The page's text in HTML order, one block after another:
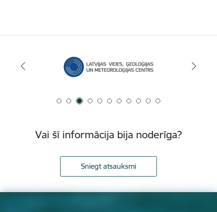
Vai šī informācija bija noderīga?
Sniegt atsauksmi